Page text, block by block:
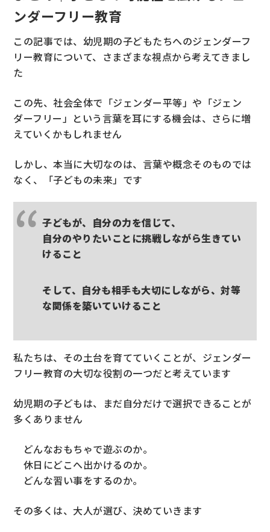
ンダーフリー教育
この記事では、幼児期の子どもたちへのジェンダーフ
リー教育について、さまざまな視点から考えてきまし
た
この先、社会全体で「ジェンダー平等」や「ジェン
ダーフリー」という言葉を耳にする機会は、さらに増
えていくかもしれません
しかし、本当に大切なのは、言葉や概念そのものでは
なく、「子どもの未来」です
子どもが、自分の力を信じて、
自分のやりたいことに挑戦しながら生きてい
けること
そして、自分も相手も大切にしながら、対等
な関係を築いていけること
私たちは、その土台を育てていくことが、ジェンダー
フリー教育の大切な役割の一つだと考えています
幼児期の子どもは、まだ自分だけで選択できることが
多くありません
どんなおもちゃで遊ぶのか。
休日にどこへ出かけるのか。
どんな習い事をするのか。
その多くは、大人が選び、決めていきます